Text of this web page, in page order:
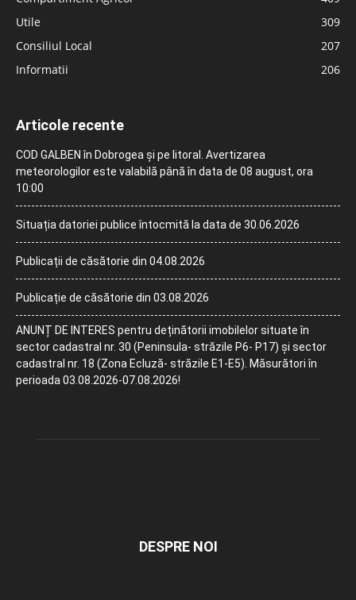
Utile
309
Consiliul Local
207
Informatii
206
Articole recente
COD GALBEN în Dobrogea și pe litoral. Avertizarea
meteorologilor este valabilă până în data de 08 august, ora
10:00
Situația datoriei publice întocmită la data de 30.06.2026
Publicații de căsătorie din 04.08.2026
Publicație de căsătorie din 03.08.2026
ANUNȚ DE INTERES pentru deținătorii imobilelor situate în
sector cadastral nr. 30 (Peninsula- străzile P6- P17) și sector
cadastral nr. 18 (Zona Ecluză- străzile E1-E5). Măsurători în
perioada 03.08.2026-07.08.2026!
DESPRE NOI